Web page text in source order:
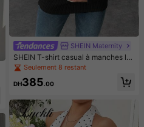
SHEIN Maternity
SHEIN T-shirt casual à manches lo
ngues, col V, côtelé, pour femme en
ceinte, automne
Seulement 8 restant
DH385.00